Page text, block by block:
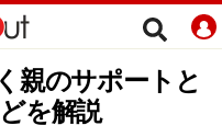
親のサポートと
を解説